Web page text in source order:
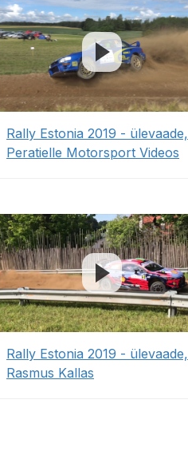
Rally Estonia 2019 - ülevaade,
Peratielle Motorsport Videos
Rally Estonia 2019 - ülevaade,
Rasmus Kallas